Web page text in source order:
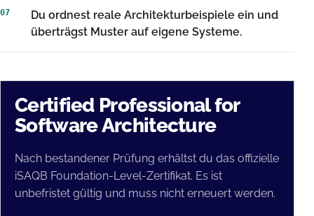
07
Du ordnest reale Architekturbeispiele ein und
überträgst Muster auf eigene Systeme.
Certified Professional for
Software Architecture
Nach bestandener Prüfung erhältst du das offizielle
iSAQB Foundation-Level-Zertifikat. Es ist
unbefristet gültig und muss nicht erneuert werden.